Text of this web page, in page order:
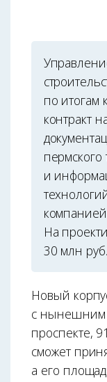
по итогам
контракт
и
На
30 млн руб.
Новый
с нынешним
проспекте,
сможет
а его